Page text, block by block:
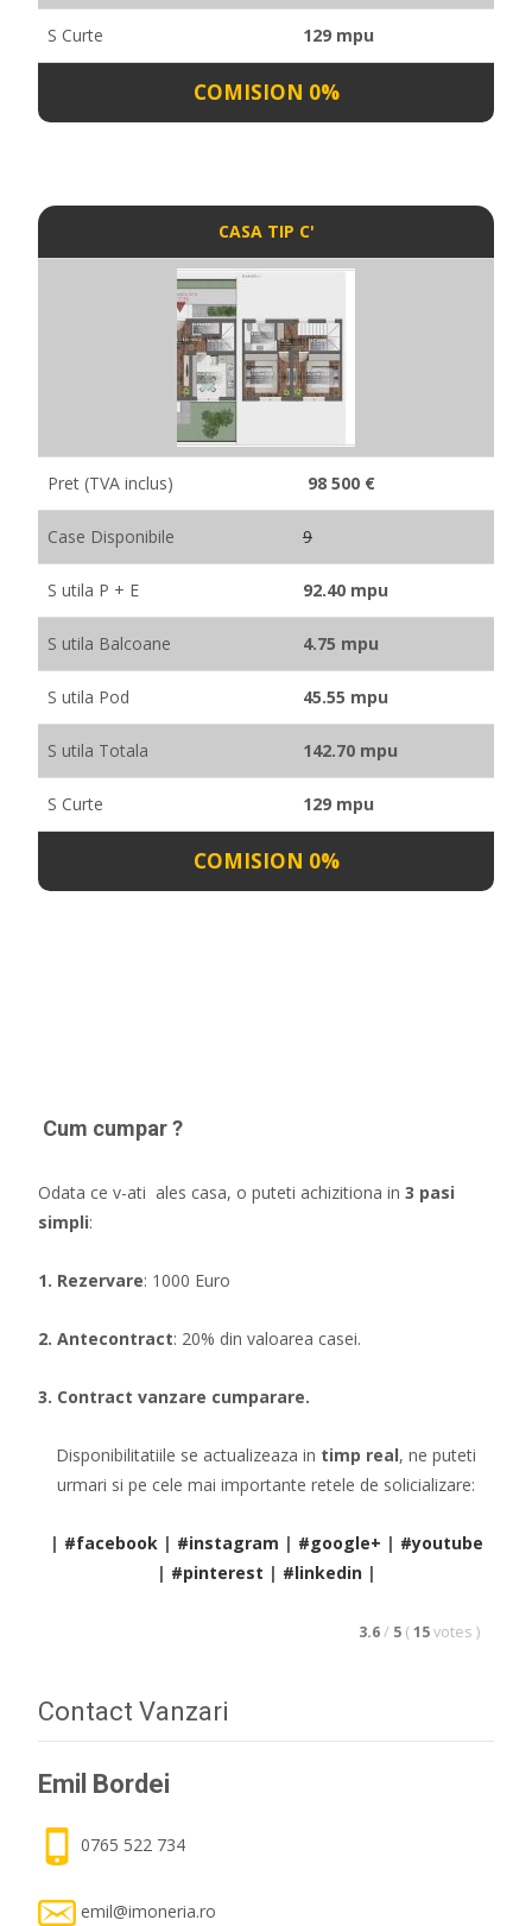
S Curte 129 mpu
COMISION 0%
CASA TIP C'
Pret (TVA inclus) 98 500 €
Case Disponibile 9
S utila P + E 92.40 mpu
S utila Balcoane 4.75 mpu
S utila Pod 45.55 mpu
S utila Totala 142.70 mpu
S Curte 129 mpu
COMISION 0%
Cum cumpar ?
Odata ce v-ati ales casa, o puteti achizitiona in 3 pasi
simpli:
1. Rezervare: 1000 Euro
2. Antecontract: 20% din valoarea casei.
3. Contract vanzare cumparare.
Disponibilitatiile se actualizeaza in timp real, ne puteti
urmari si pe cele mai importante retele de solicializare:
| #facebook| #instagram | #google+ | #youtube
| #pinterest | #linkedin|
3.6/ 5 (15votes )
Contact Vanzari
Emil Bordei
0765 522 734
emil@imoneria.ro